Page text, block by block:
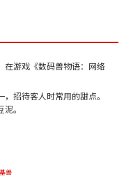
在游戏《数码兽物语：网络
招待客人时常用的甜点。
。
兽